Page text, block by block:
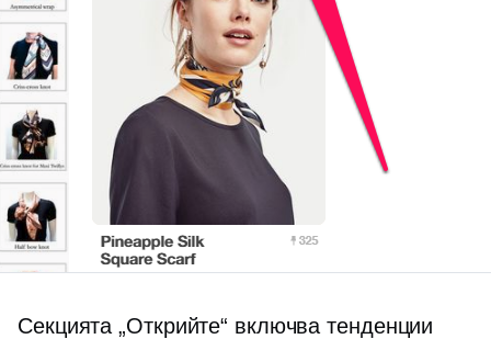
Секцията „Открийте“ включва тенденции